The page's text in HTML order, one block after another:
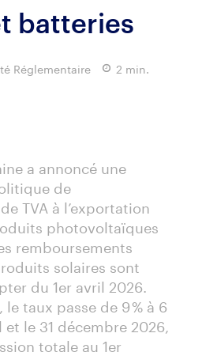
batteries
Réglementaire
2 min.
a annoncé une
de
TVA à l’exportation
photovoltaïques
remboursements
solaires sont
du 1er avril 2026.
taux passe de 9 % à 6
le 31 décembre 2026,
totale au 1er